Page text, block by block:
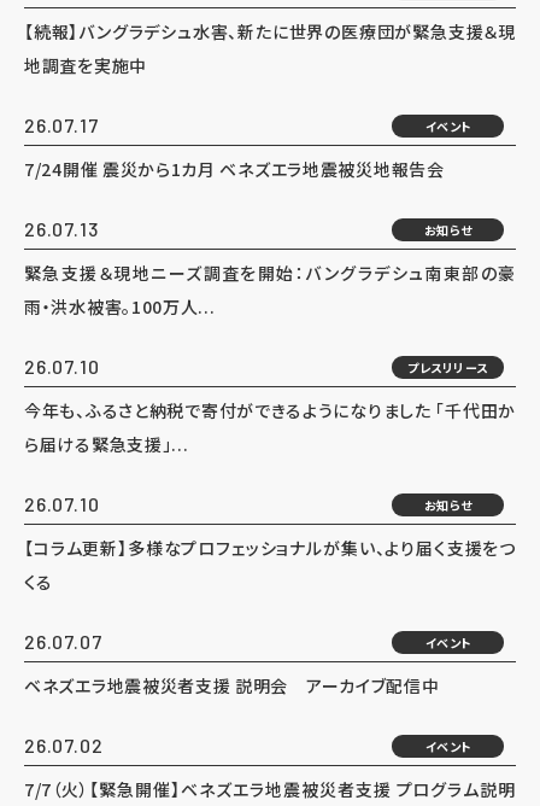
【続報】バングラデシュ水害、新たに世界の医療団が緊急支援＆現
地調査を実施中
26.07.17 イベント
7/24開催 震災から1カ月 ベネズエラ地震被災地報告会
26.07.13 お知らせ
緊急支援＆現地ニーズ調査を開始：バングラデシュ南東部の豪
雨・洪水被害。100万人...
26.07.10 プレスリリース
今年も、ふるさと納税で寄付ができるようになりました 「千代田か
ら届ける緊急支援」...
26.07.10 お知らせ
【コラム更新】多様なプロフェッショナルが集い、より届く支援をつ
くる
26.07.07 イベント
ベネズエラ地震被災者支援 説明会 アーカイブ配信中
26.07.02 イベント
7/7（火）【緊急開催】ベネズエラ地震被災者支援 プログラム説明